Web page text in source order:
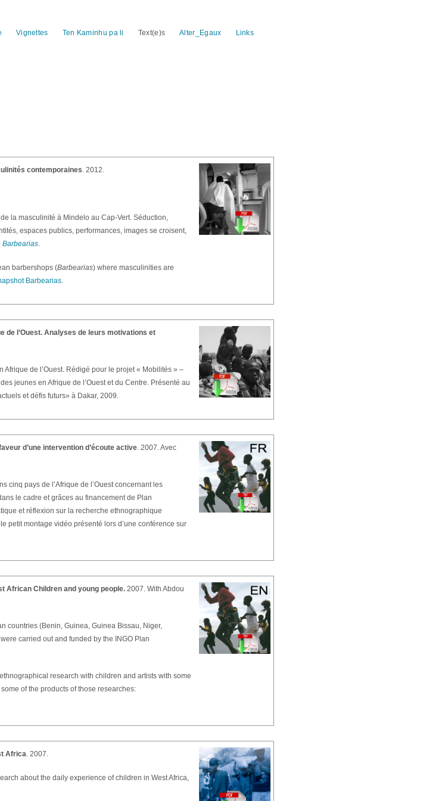
Vignettes Ten Kaminhu pa li Text(e)s Alter_Egaux Links
contemporaines. 2012.
la masculinité à Mindelo au Cap-Vert. Séduction,
espaces publics, performances, images se croisent,
Barbearias.
barbershops (Barbearias) where masculinities are
Barbearias.
de l’Ouest. Analyses de leurs motivations et
de l’Ouest. Rédigé pour le projet « Mobilités » –
jeunes en Afrique de l’Ouest et du Centre. Présenté au
et défis futurs» à Dakar, 2009.
d’une intervention d’écoute active. 2007. Avec
cinq pays de l’Afrique de l’Ouest concernant les
le cadre et grâces au financement de Plan
et réflexion sur la recherche ethnographique
petit montage vidéo présenté lors d’une conférence sur
African Children and young people. 2007. With Abdou
countries (Benin, Guinea, Guinea Bissau, Niger,
carried out and funded by the INGO Plan
research with children and artists with some
of the products of those researches:
Africa. 2007.
about the daily experience of children in West Africa,